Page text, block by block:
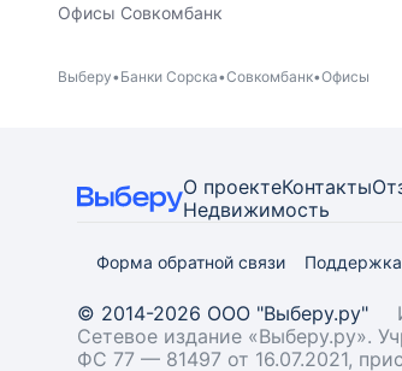
Офисы Совкомбанк
Выберу Банки Сорска Совкомбанк Офисы
О проектеКонтакты
Недвижимость
Форма обратной связи Поддержка
© 2014-2026 ООО "Выберу.ру"
Сетевое издание «Выберу.ру».
ФС 77 — 81497 от 16.07.2021,